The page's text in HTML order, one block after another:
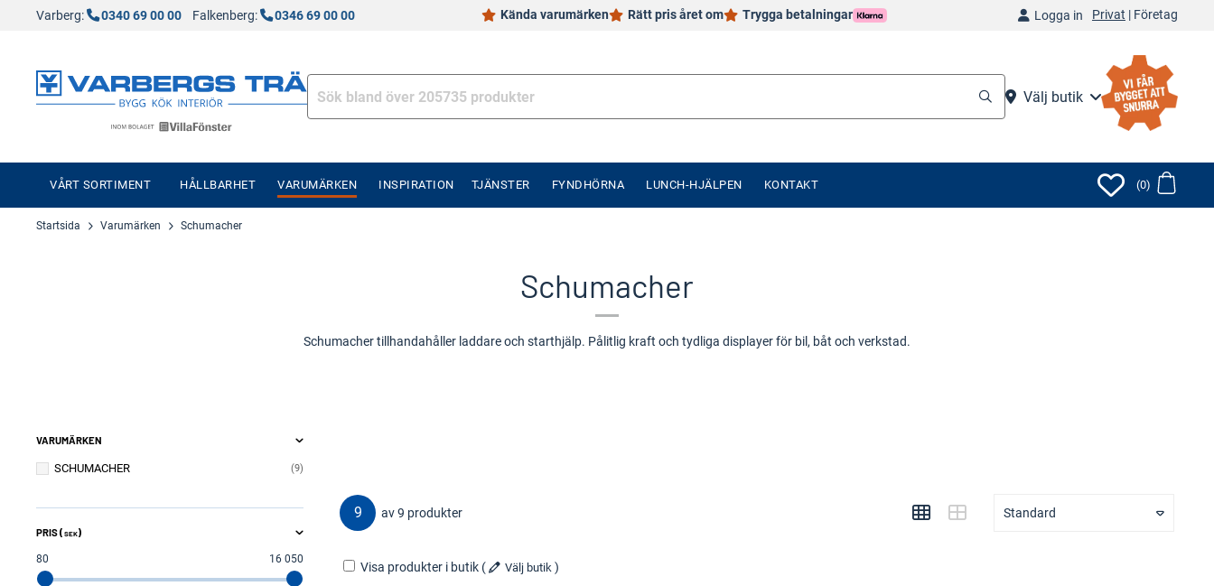
Varberg: 0340 69 00 00 Falkenberg: 0346 69 00 00 Kända varumärken Rätt pris året om Trygga betalningar Logga in Privat | Företag
Välj butik
VÅRT SORTIMENT HÅLLBARHET VARUMÄRKEN INSPIRATION TJÄNSTER FYNDHÖRNA LUNCH-HJÄLPEN KONTAKT (0)
Startsida Varumärken Schumacher
Schumacher
Schumacher tillhandahåller laddare och starthjälp. Pålitlig kraft och tydliga displayer för bil, båt och verkstad.
VARUMÄRKEN
9
SCHUMACHER
PRIS ( SEK)
80 16 050
9 av 9 produkter Standard
Visa produkter i butik ( Välj butik )